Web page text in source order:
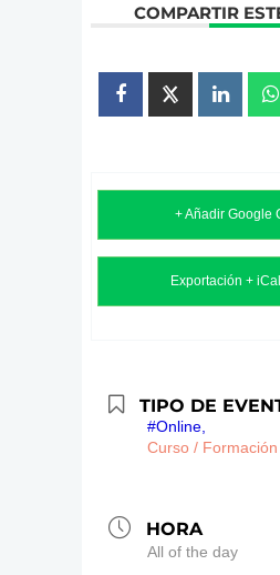
COMPARTIR
+ Añadir Google
Exportación +
TIPO DE
#Online,
Curso / Formación
HORA
All of the day